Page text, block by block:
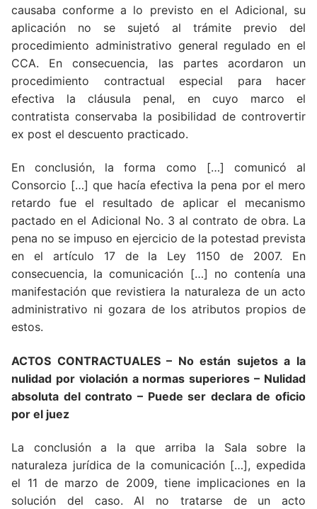
causaba conforme a lo previsto en el Adicional, su
aplicación no se sujetó al trámite previo del
procedimiento administrativo general regulado en el
CCA. En consecuencia, las partes acordaron un
procedimiento contractual especial para hacer
efectiva la cláusula penal, en cuyo marco el
contratista conservaba la posibilidad de controvertir
ex post el descuento practicado.
En conclusión, la forma como […] comunicó al
Consorcio […] que hacía efectiva la pena por el mero
retardo fue el resultado de aplicar el mecanismo
pactado en el Adicional No. 3 al contrato de obra. La
pena no se impuso en ejercicio de la potestad prevista
en el artículo 17 de la Ley 1150 de 2007. En
consecuencia, la comunicación […] no contenía una
manifestación que revistiera la naturaleza de un acto
administrativo ni gozara de los atributos propios de
estos.
ACTOS CONTRACTUALES – No están sujetos a la
nulidad por violación a normas superiores – Nulidad
absoluta del contrato – Puede ser declara de oficio
por el juez
La conclusión a la que arriba la Sala sobre la
naturaleza jurídica de la comunicación […], expedida
el 11 de marzo de 2009, tiene implicaciones en la
solución del caso. Al no tratarse de un acto